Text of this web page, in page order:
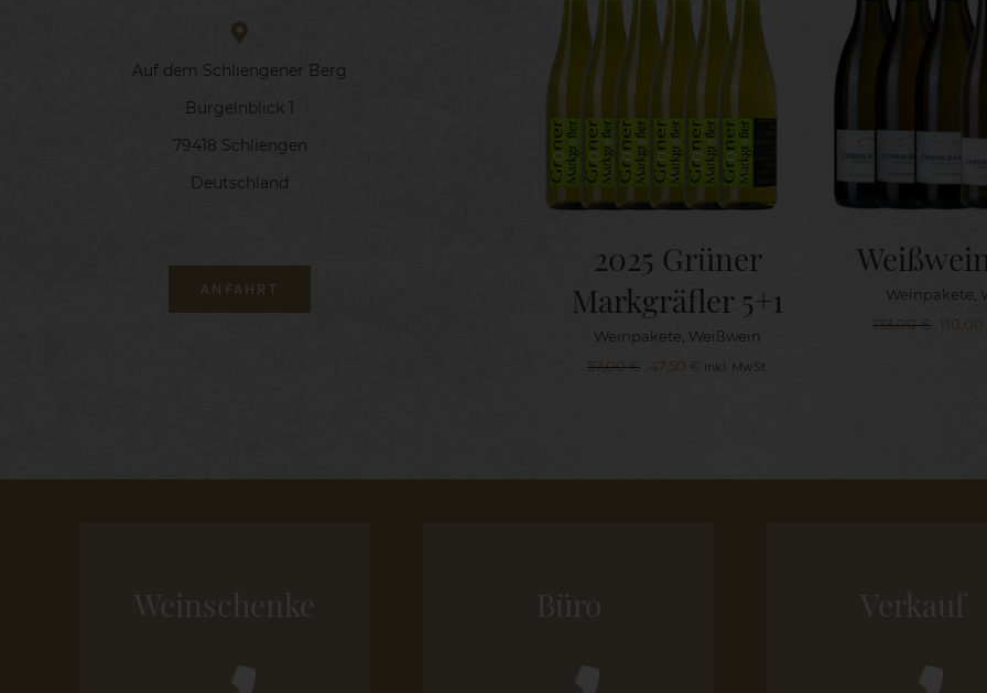
Auf dem Schliengener Berg
Bürgelnblick 1
79418 Schliengen
Deutschland
ANFAHRT
2025 Grüner
Markgräfler 5+1
Weinpakete Weißwein
57,00€ Ursprünglicher
47,50 € Aktueller
inkl. MwSt.
Weinpakete
133,00€ 110,00
Weinschenke Büro Verkauf